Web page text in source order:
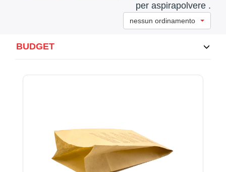
per aspirapolvere .
nessun ordinamento
BUDGET